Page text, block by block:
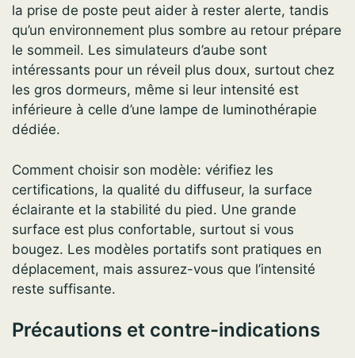
la prise de poste peut aider à rester alerte, tandis
qu’un environnement plus sombre au retour prépare
le sommeil. Les simulateurs d’aube sont
intéressants pour un réveil plus doux, surtout chez
les gros dormeurs, même si leur intensité est
inférieure à celle d’une lampe de luminothérapie
dédiée.
Comment choisir son modèle: vérifiez les
certifications, la qualité du diffuseur, la surface
éclairante et la stabilité du pied. Une grande
surface est plus confortable, surtout si vous
bougez. Les modèles portatifs sont pratiques en
déplacement, mais assurez-vous que l’intensité
reste suffisante.
Précautions et contre-indications